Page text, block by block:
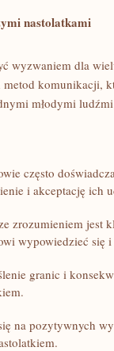
nastolatkami
wyzwaniem dla
komunikacji,
młodymi
często
i ‍akceptację ‍ich
zrozumieniem jest
wypowiedzieć się
granic i
na pozytywnych